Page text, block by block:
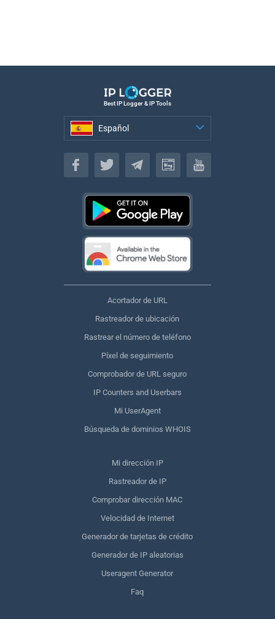
Best IP Logger & IP Tools
Español
Español
Acortador de URL
Rastreador de ubicación
Rastrear el número de teléfono
Píxel de seguimiento
Comprobador de URL seguro
IP Counters and Userbars
Mi UserAgent
Búsqueda de dominios WHOIS
Mi dirección IP
Rastreador de IP
Comprobar dirección MAC
Velocidad de Internet
Generador de tarjetas de crédito
Generador de IP aleatorias
Useragent Generator
Faq